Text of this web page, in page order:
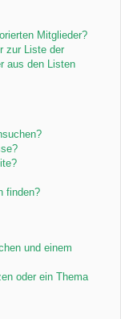
Mitglieder?
zur Liste der
aus den Listen
finden?
und einem
oder ein Thema